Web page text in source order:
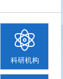
科研机构